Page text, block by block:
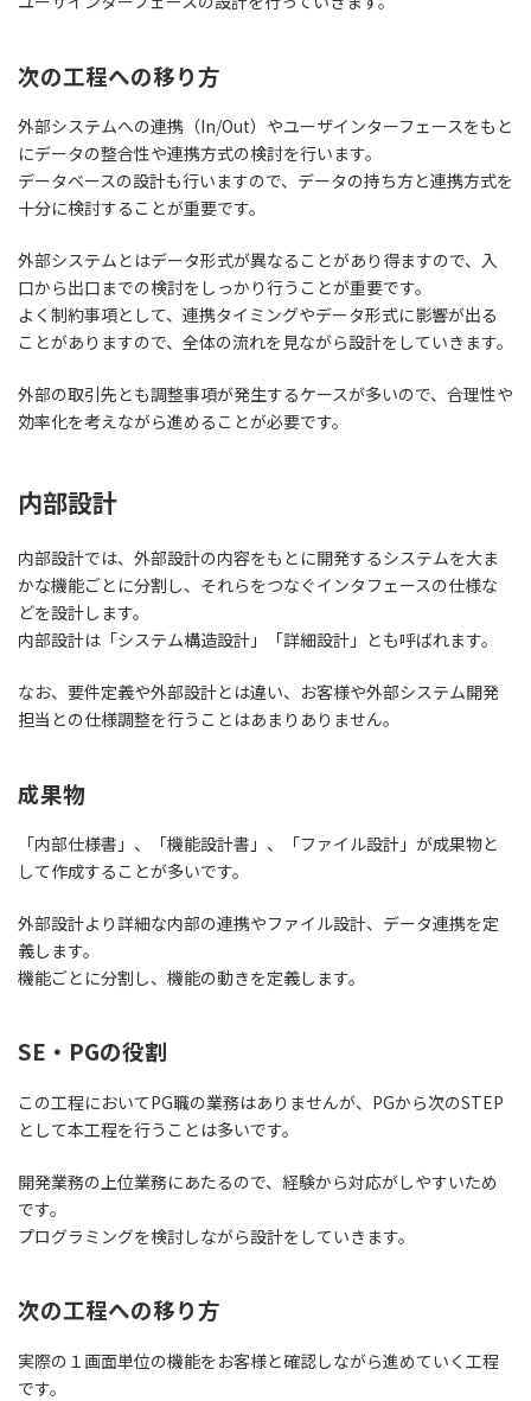
次の工程への移り方
外部システムへの連携（In/Out）やユーザインターフェースをもと
にデータの整合性や連携方式の検討を行います。
データベースの設計も行いますので、 データの持ち方と連携方式を
十分に検討することが重要です。
外部システムとはデータ形式が異なることがあり得ますので、入
口から出口までの検討をしっかり行うことが重要です。
よく制約事項として、連携タイミングやデータ形式に影響が出る
ことがありますので、全体の流れを見ながら設計をしていきます。
外部の取引先とも調整事項が発生するケースが多いので、合理性や
効率化を考えながら進めることが必要です。
内部設計
内部設計では、 外部設計の内容をもとに開発するシステムを大ま
かな機能ごとに分割し、それらをつなぐインタフェースの仕様な
どを設計します。
内部設計は「システム構造設計」「詳細設計」とも呼ばれます。
なお、要件定義や外部設計とは違い、お客様や外部システム開発
担当との仕様調整を行うことはあまりありません。
成果物
「内部仕様書」、「機能設計書」、「ファイル設計」が成果物と
して作成することが多いです。
外部設計より詳細な内部の連携やファイル設計、データ連携を定
義します。
機能ごとに分割し、機能の動きを定義します。
SE・PGの役割
この工程においてPG職の業務はありませんが、 PGから次のSTEP
として本工程を行うことは多いです。
開発業務の上位業務にあたるので、経験から対応がしやすいため
です。
プログラミングを検討しながら設計をしていきます。
次の工程への移り方
実際の１画面単位の機能をお客様と確認しながら進めていく工程
です。